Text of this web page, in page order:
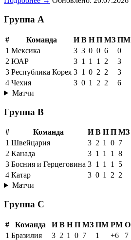
Группа A
# Команда И В Н П МЗ ПМ
1 Мексика 3 3 0 0 6 0
2 ЮАР 3 1 1 1 2 3
3 Республика Корея 3 1 0 2 2 3
4 Чехия 3 0 1 2 2 6
Матчи
Группа B
# Команда И В Н П МЗ
1 Швейцария 3 2 1 0 7
2 Канада 3 1 1 1 8
3 Босния и Герцеговина 3 1 1 1 5
4 Катар 3 0 1 2 2
Матчи
Группа C
# Команда И В Н П МЗ ПМ РМ О
1 Бразилия 3 2 1 0 7 1 +6
7